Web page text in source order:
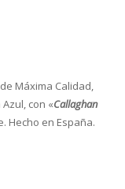
Máxima Calidad,
con «Callaghan
Hecho en España.